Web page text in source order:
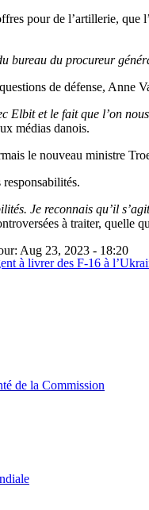
pour de l’artillerie,
bureau du procureur
de défense, Anne
Elbit et le fait que l’on
médias danois.
le nouveau ministre
Je reconnais qu’il
à traiter, quelle
à livrer des F-16 à
Aug 23, 2023 - 18:20
de la Commission